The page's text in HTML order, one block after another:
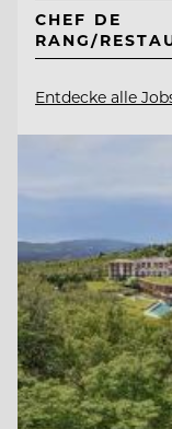
CHEF DE
RANG/
Entdecke alle